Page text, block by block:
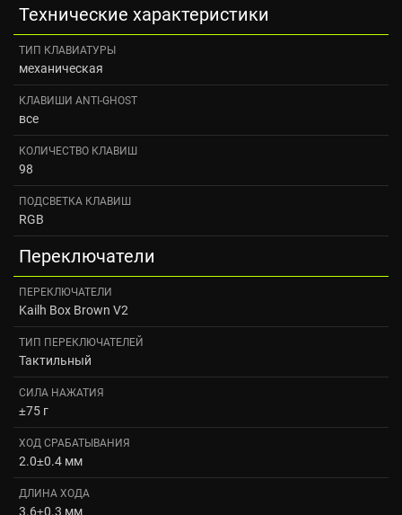
Технические характеристики
ТИП КЛАВИАТУРЫ
механическая
КЛАВИШИ ANTI-GHOST
все
КОЛИЧЕСТВО КЛАВИШ
98
ПОДСВЕТКА КЛАВИШ
RGB
Переключатели
ПЕРЕКЛЮЧАТЕЛИ
Kailh Box Brown V2
ТИП ПЕРЕКЛЮЧАТЕЛЕЙ
Тактильный
СИЛА НАЖАТИЯ
±75 г
ХОД СРАБАТЫВАНИЯ
2.0±0.4 мм
ДЛИНА ХОДА
3.6±0.3 мм